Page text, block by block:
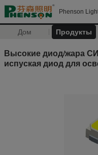
Phenson
Дом Продукты
Высокие диод/жара
испуская диод для